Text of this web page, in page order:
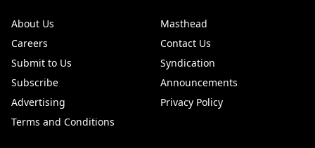
About Us
Masthead
Careers
Contact Us
Submit to Us
Syndication
Subscribe
Announcements
Advertising
Privacy Policy
Terms and Conditions